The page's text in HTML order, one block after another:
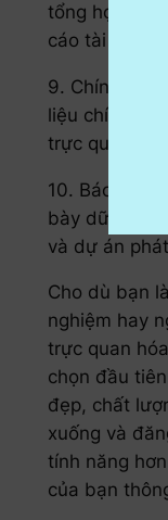
tổng hợp đầu
cáo tài chính.
9. Chính phủ
liệu chính
trực quan
10. Báo cáo
bày dữ liệu
và dự án
Cho dù bạn
nghiệm hay
trực quan
chọn đầu
đẹp, chất
xuống và
tính năng
của bạn